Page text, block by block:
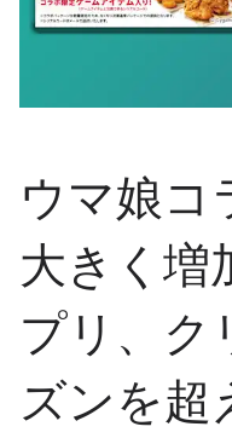
ウマ娘コ
大きく増
プリ、ク
ズンを超